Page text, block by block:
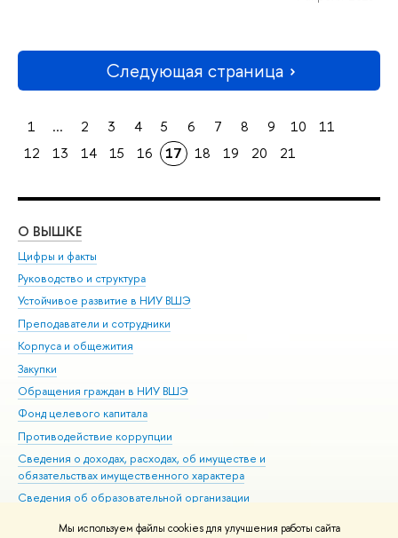
Мы используем файлы cookies для улучшения работы сайта
Следующая страница
1 ... 2 3 4 5 6 7 8 9 10
11
12
13 14 15 16 17 18 19 20 21
О ВЫШКЕ
Цифры и факты
Руководство и структура
Устойчивое развитие в НИУ ВШЭ
Преподаватели и сотрудники
Корпуса и общежития
Закупки
Обращения граждан в НИУ ВШЭ
Фонд целевого капитала
Противодействие коррупции
Сведения о доходах, расходах, об имуществе и
обязательствах имущественного характера
Сведения об образовательной организации
Людям с ограниченными возможностями здоровья